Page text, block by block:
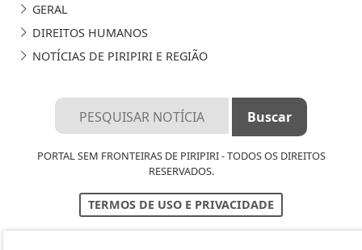
GERAL
DIREITOS HUMANOS
NOTÍCIAS DE PIRIPIRI E REGIÃO
PORTAL SEM FRONTEIRAS DE PIRIPIRI - TODOS OS DIREITOS
RESERVADOS.
TERMOS DE USO E PRIVACIDADE